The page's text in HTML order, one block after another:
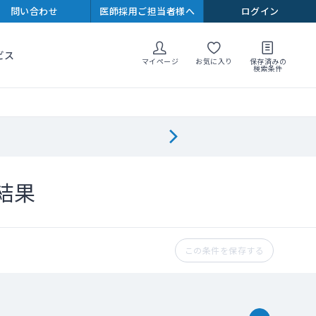
問い合わせ 医師採用ご担当者様へ ログイン
ス マイページ お気に入り 保存済みの
検索条件
果
この条件を保存する